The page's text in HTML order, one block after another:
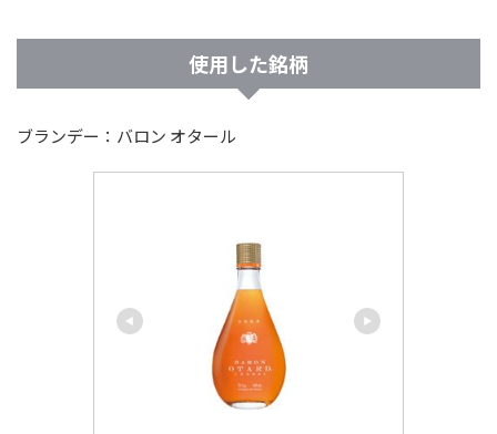
使用した銘柄
ブランデー：バロン オタール